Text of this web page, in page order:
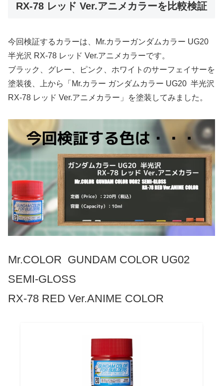
RX-78 レッド Ver.アニメカラーを比較検証
今回検証するカラーは、Mr.カラーガンダムカラー UG20
半光沢 RX-78 レッド Ver.アニメカラーです。
ブラック、グレー、ピンク、ホワイトのサーフェイサーを
塗装後、上から「Mr.カラー ガンダムカラー UG20 半光沢
RX-78 レッド Ver.アニメカラー」を塗装してみました。
Mr.COLOR GUNDAM COLOR UG02
SEMI-GLOSS
RX-78 RED Ver.ANIME COLOR